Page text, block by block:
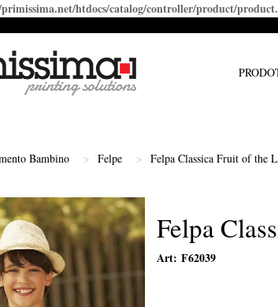
htdocs/catalog/controller/product/
Bambino Felpe Felpa Classica Fruit of the
Felpa
Art: F62039